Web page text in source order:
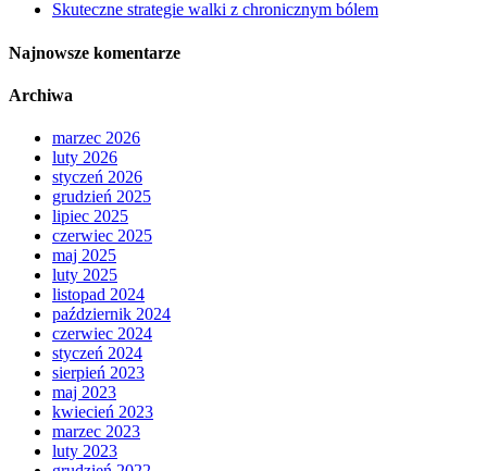
Skuteczne strategie walki z chronicznym bólem
Najnowsze komentarze
Archiwa
marzec 2026
luty 2026
styczeń 2026
grudzień 2025
lipiec 2025
czerwiec 2025
maj 2025
luty 2025
listopad 2024
październik 2024
czerwiec 2024
styczeń 2024
sierpień 2023
maj 2023
kwiecień 2023
marzec 2023
luty 2023